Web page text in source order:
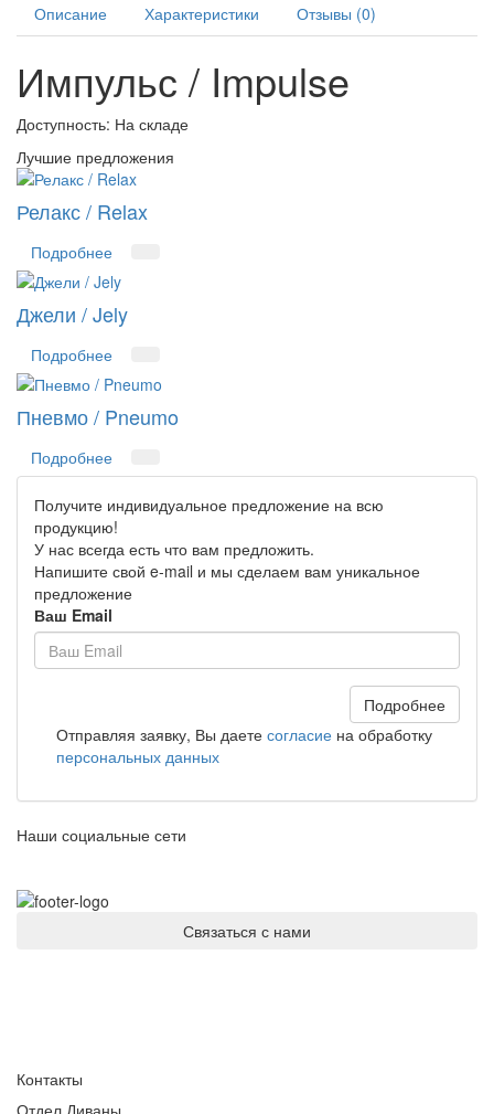
Описание Характеристики Отзывы (0)
Импульс / Impulse
Доступность: На складе
Лучшие предложения
Релакс / Relax
Подробнее
Джели / Jely
Подробнее
Пневмо / Pneumo
Подробнее
Получите индивидуальное предложение на всю
продукцию!
У нас всегда есть что вам предложить.
Напишите свой e-mail и мы сделаем вам уникальное
предложение
Ваш Email
Подробнее
Отправляя заявку, Вы даете согласие на обработку
персональных данных
Наши социальные сети
Связаться с нами
Контакты
Отдел Диваны